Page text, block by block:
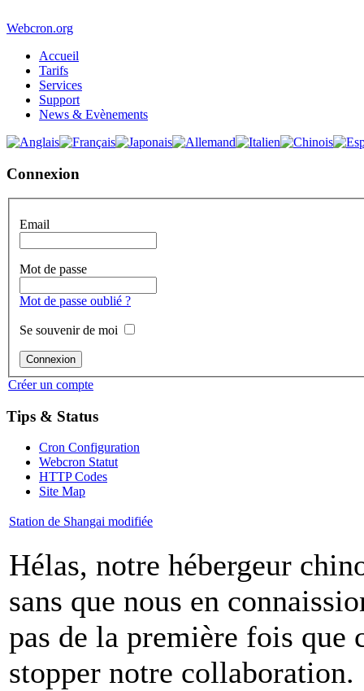
Webcron.org
Accueil
Tarifs
Services
Support
News & Evènements
Connexion
Email
Mot de passe
Mot de passe oublié ?
Se souvenir de moi
Créer un compte
Tips & Status
Cron Configuration
Webcron Statut
HTTP Codes
Site Map
Station de Shangai modifiée
Hélas, notre hébergeur
sans que nous en
pas de la première fois que
stopper notre collaboration.